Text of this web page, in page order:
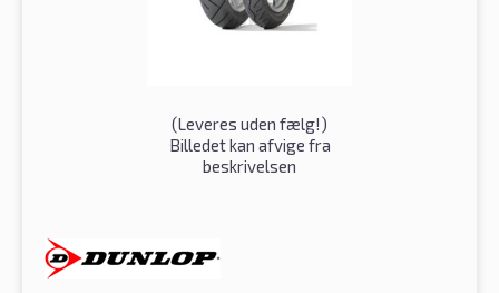
(Leveres uden fælg!)
Billedet kan afvige fra
beskrivelsen